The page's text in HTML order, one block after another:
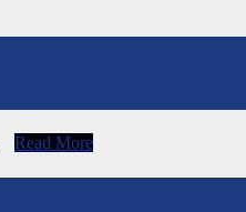
Read More